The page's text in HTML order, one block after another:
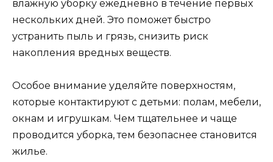
влажную уборку ежедневно в течение первых
нескольких дней. Это поможет быстро
устранить пыль и грязь, снизить риск
накопления вредных веществ.
Особое внимание уделяйте поверхностям,
которые контактируют с детьми: полам, мебели,
окнам и игрушкам. Чем тщательнее и чаще
проводится уборка, тем безопаснее становится
жилье.